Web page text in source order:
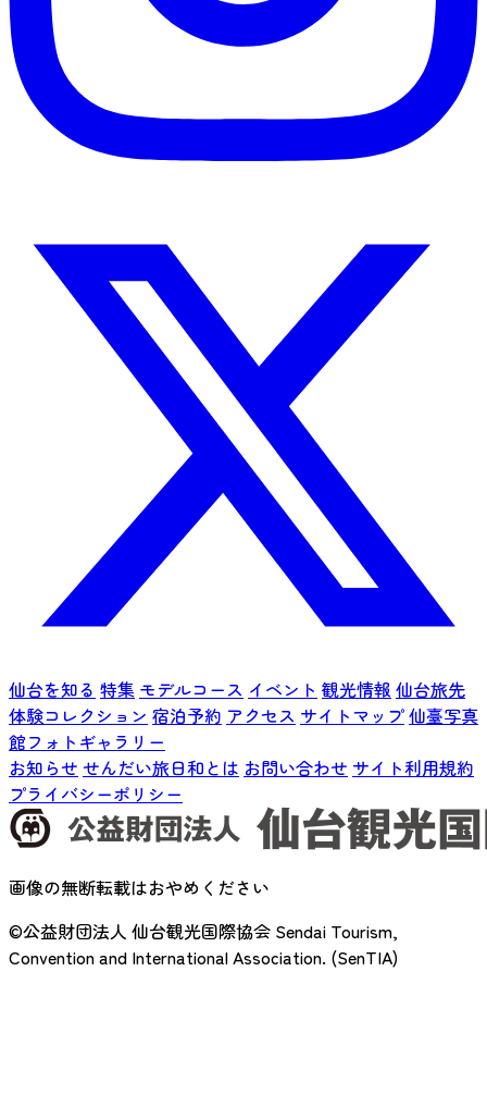
仙台を知る 特集 モデルコース イベント 観光情報 仙台旅先
体験コレクション 宿泊予約 アクセス サイトマップ仙臺写真
館フォトギャラリー
お知らせ せんだい旅日和とは お問い合わせ サイト利用規約
プライバシーポリシー
画像の無断転載はおやめください
©公益財団法人 仙台観光国際協会 Sendai Tourism,
Convention and International Association. (SenTIA)